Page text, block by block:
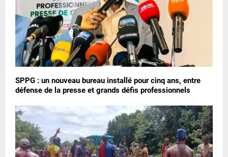
SPPG : un nouveau bureau installé pour cinq ans, entre
défense de la presse et grands défis professionnels